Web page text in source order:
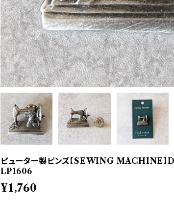
ピューター製ピンズ【SEWING
LP1606
¥1,760